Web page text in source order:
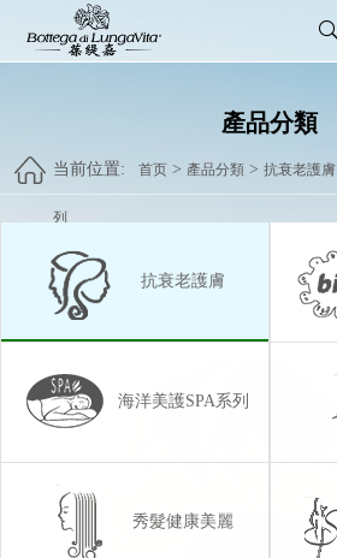
產品分類
当前位置: 首页 > 產品分類 >抗衰老護膚
列
抗衰老護膚
海洋美護SPA系列
秀髮健康美麗